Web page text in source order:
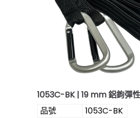
1053C-BK | 19 mm 鋁鉤彈
品號
1053C-BK